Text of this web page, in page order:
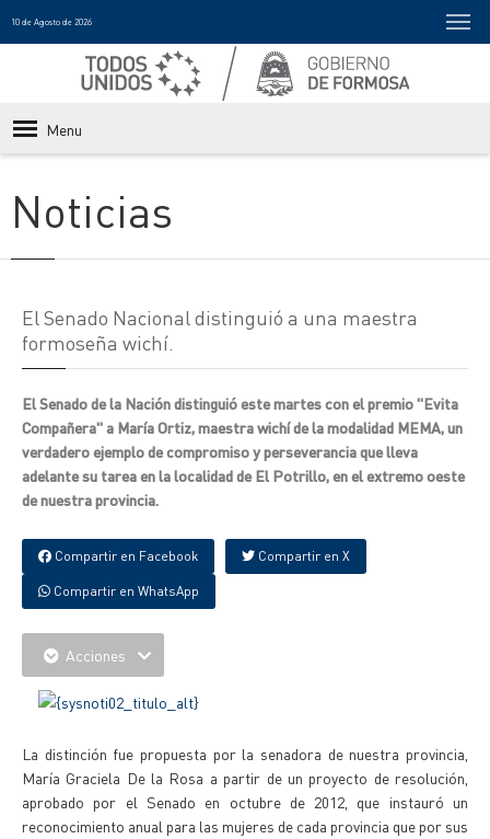
10 de Agosto de 2026
Menu
Noticias
El Senado Nacional distinguió a una maestra
formoseña wichí.
El Senado de la Nación distinguió este martes con el premio "Evita
Compañera" a María Ortiz, maestra wichí de la modalidad MEMA, un
verdadero ejemplo de compromiso y perseverancia que lleva
adelante su tarea en la localidad de El Potrillo, en el extremo oeste
de nuestra provincia.
Compartir en Facebook Compartir en X
Compartir en WhatsApp
Acciones
La distinción fue propuesta por la senadora de nuestra provincia,
María Graciela De la Rosa a partir de un proyecto de resolución,
aprobado por el Senado en octubre de 2012, que instauró un
reconocimiento anual para las mujeres de cada provincia que por sus